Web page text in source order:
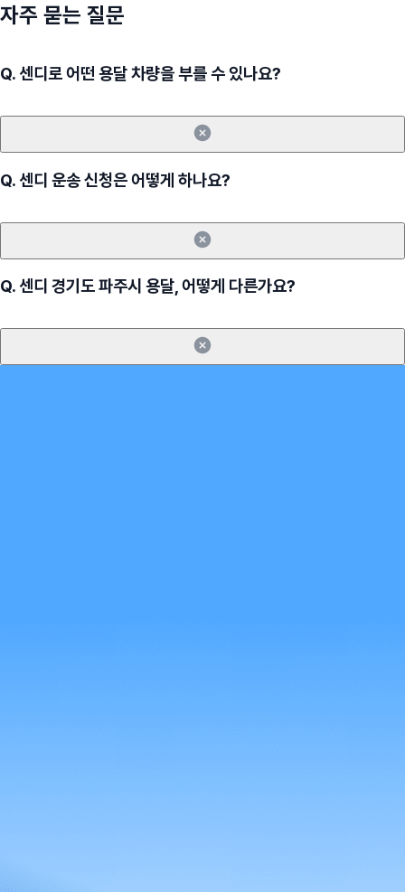
자주 묻는 질문
Q.센디로 어떤 용달 차량을 부를 수 있나요?
Q.센디 운송 신청은 어떻게 하나요?
Q.센디 경기도 파주시 용달, 어떻게 다른가요?